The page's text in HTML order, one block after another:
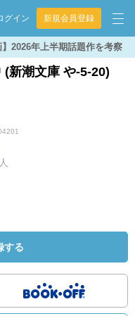
グイン 新規会員登録
2026年上半期話題作を考察
(新潮文庫 や-5-20)
人
する